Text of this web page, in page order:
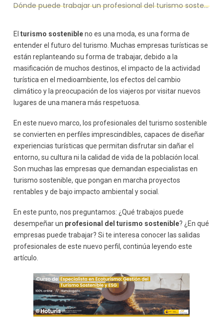
Turismo rural, ecoturismo y turismo de naturaleza
Alojamientos rurales y proyectos comunitarios
Asesoramiento a empresas y destinos
Certificaciones y estándares sostenibles
Educación, formación y sensibilización
Formación en turismo sostenible
Organizaciones internacionales y ONGs
Proyectos de cooperación y desarrollo
Programas de turismo responsable
Emprendimiento en turismo sostenible
Creación de proyectos propios
Innovación y nuevos modelos turísticos
Conclusión
Dónde puede trabajar un profesional del turismo sostenible
El turismo sostenibleno es una moda, es una forma de
entender el futuro del turismo. Muchas empresas turísticas se
están replanteando su forma de trabajar, debido a la
masificación de muchos destinos, el impacto de la actividad
turística en el medioambiente, los efectos del cambio
climático y la preocupación de los viajeros por visitar nuevos
lugares de una manera más respetuosa.
En este nuevo marco, los profesionales del turismo sostenible
se convierten en perfiles imprescindibles, capaces de diseñar
experiencias turísticas que permitan disfrutar sin dañar el
entorno, su cultura ni la calidad de vida de la población local.
Son muchas las empresas que demandan especialistas en
turismo sostenible, que pongan en marcha proyectos
rentables y de bajo impacto ambiental y social.
En este punto, nos preguntamos: ¿Qué trabajos puede
desempeñar un profesional del turismo sostenible? ¿En qué
empresas puede trabajar? Si te interesa conocer las salidas
profesionales de este nuevo perfil, continúa leyendo este
artículo.